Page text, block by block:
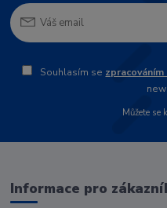
Souhlasím se
Můžete se
Informace pro